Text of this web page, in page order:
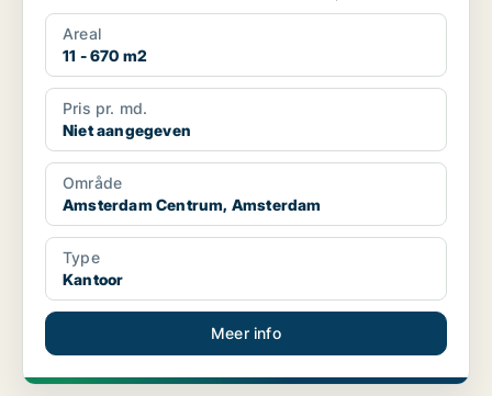
Areal
11 - 670 m2
Pris pr. md.
Niet aangegeven
Område
Amsterdam Centrum, Amsterdam
Type
Kantoor
Meer info